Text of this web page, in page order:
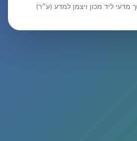
מדעי ליד מכון ויצמן למדע (ע״ר)